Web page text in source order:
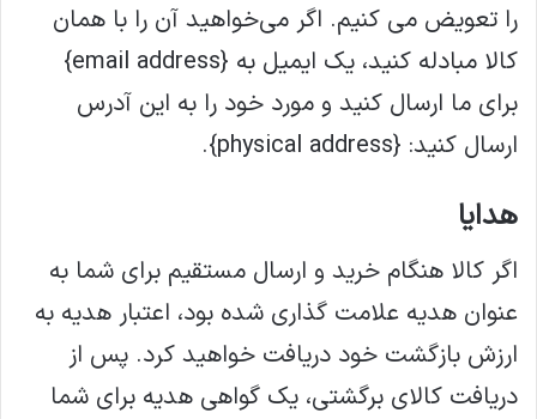
را تعویض می کنیم. اگر می‌خواهید آن را با همان
کالا مبادله کنید، یک ایمیل به {email address}
برای ما ارسال کنید و مورد خود را به این آدرس
ارسال کنید: {physical address}.
هدایا
اگر کالا هنگام خرید و ارسال مستقیم برای شما به
عنوان هدیه علامت گذاری شده بود، اعتبار هدیه به
ارزش بازگشت خود دریافت خواهید کرد. پس از
دریافت کالای برگشتی، یک گواهی هدیه برای شما